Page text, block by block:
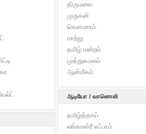
திருமலை
முருகன்
கெளமாரம்
மாற்று
தமிழ் மன்றம்
முத்துகமலம்
ஆன்மீகம்
ஆடியோ / வானொலி
தமிழ்த்தாய்
லங்காஸ்ரீ எப்.எம்